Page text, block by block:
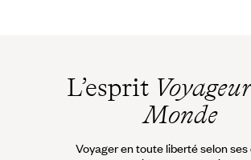
L’esprit
Monde
Voyager en toute liberté selon ses